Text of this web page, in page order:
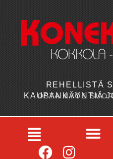
REHELLISTÄ
KAUPANKÄYNTIÄ
OSTA MYÖS